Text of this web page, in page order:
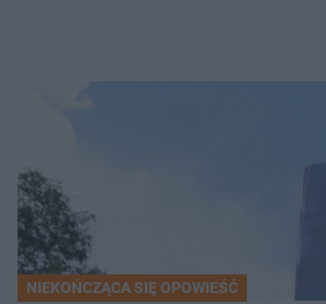
NIEKOŃCZĄCA SIĘ OPOWIEŚĆ